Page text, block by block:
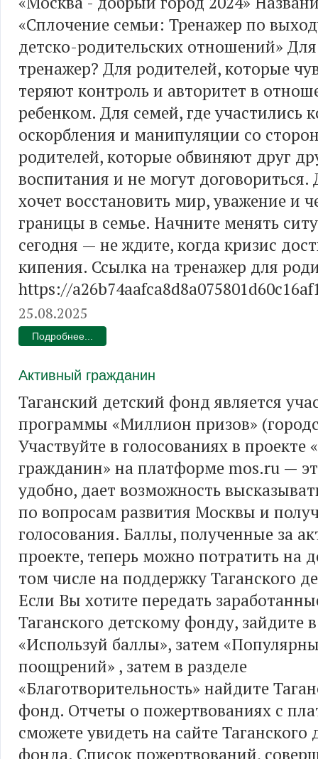
«Сплочение семьи: Тренажер по
детско-родительских отношений»
тренажер? Для родителей, которые
теряют контроль и авторитет в
ребенком. Для семей, где участились
оскорбления и манипуляции со
родителей, которые обвиняют друг
воспитания и не могут договориться.
хочет восстановить мир, уважение и
границы в семье. Начните менять
сегодня — не ждите, когда кризис
кипения. Ссылка на тренажер для
https://
25.08.2025
Подробнее...
Активный гражданин
Таганский детский фонд является
программы «Миллион призов»
Участвуйте в голосованиях в
гражданин» на платформе mos.ru —
удобно, дает возможность
по вопросам развития Москвы и
голосования. Баллы, полученные за
проекте, теперь можно потратить на
том числе на поддержку Таганского
Если Вы хотите передать
Таганского детскому фонду, зайдите
«Используй баллы», затем
поощрений» , затем в разделе
«Благотворительность» найдите
фонд. Отчеты о пожертвованиях с
сможете увидеть на сайте Таганского
фонда. Список пожертвований,